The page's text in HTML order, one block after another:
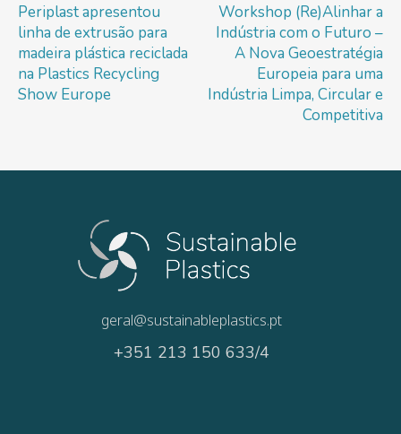
Periplast apresentou
linha de extrusão para
madeira plástica reciclada
na Plastics Recycling
Show Europe
Workshop (Re)Alinhar a
Indústria com o Futuro –
A Nova Geoestratégia
Europeia para uma
Indústria Limpa, Circular e
Competitiva
geral@sustainableplastics.pt
+351 213 150 633/4